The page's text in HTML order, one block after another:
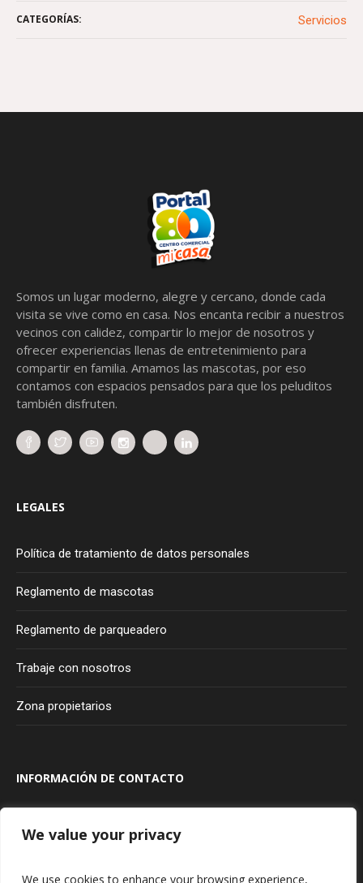
We value your privacy
We use cookies to enhance your browsing experience,
CATEGORÍAS: Servicios
Somos un lugar moderno, alegre y cercano, donde cada
visita se vive como en casa. Nos encanta recibir a nuestros
vecinos con calidez, compartir lo mejor de nosotros y
ofrecer experiencias llenas de entretenimiento para
compartir en familia. Amamos las mascotas, por eso
contamos con espacios pensados para que los peluditos
también disfruten.
LEGALES
Política de tratamiento de datos personales
Reglamento de mascotas
Reglamento de parqueadero
Trabaje con nosotros
Zona propietarios
INFORMACIÓN DE CONTACTO
Transversal 100A #80A - 20